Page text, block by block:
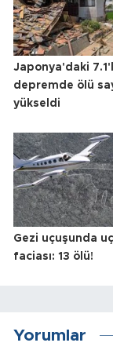
Japonya'daki
depremde ölü
yükseldi
Gezi uçuşunda
faciası: 13 ölü!
Yorumlar